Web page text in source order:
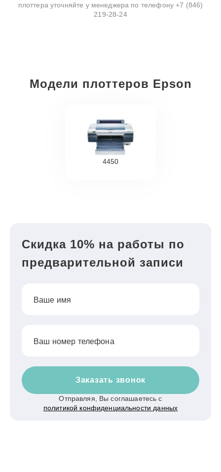
плоттера уточняйте у менеджера по телефону+7 (846)
219-28-24
Модели плоттеров Epson
4450
Скидка 10% на работы по
предварительной записи
Ваше имя
Ваш номер телефона
Заказать звонок
Отправляя, Вы соглашаетесь с
политикой конфиденциальности данных